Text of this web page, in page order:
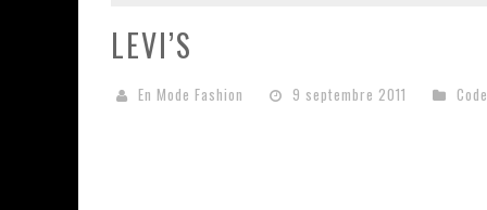
LEVI’S
En Mode Fashion 9 septembre 2011